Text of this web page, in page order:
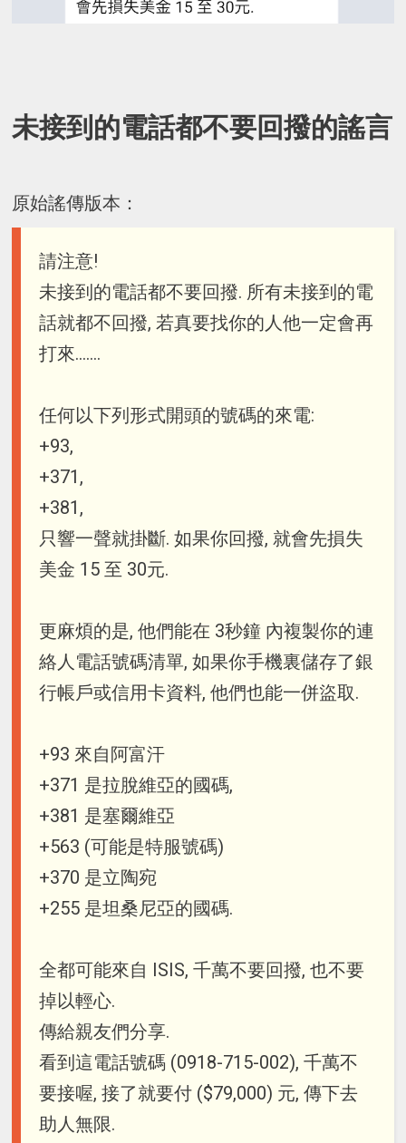
未接到的電話都不要回撥的謠言
原始謠傳版本：
請注意!
未接到的電話都不要回撥. 所有未接到的電
話就都不回撥, 若真要找你的人他一定會再
打來.......
任何以下列形式開頭的號碼的來電:
+93,
+371,
+381,
只響一聲就掛斷. 如果你回撥, 就會先損失
美金 15 至 30元.
更麻煩的是, 他們能在 3秒鐘 內複製你的連
絡人電話號碼清單, 如果你手機裏儲存了銀
行帳戶或信用卡資料, 他們也能一併盜取.
+93 來自阿富汗
+371 是拉脫維亞的國碼,
+381 是塞爾維亞
+563 (可能是特服號碼)
+370 是立陶宛
+255 是坦桑尼亞的國碼.
全都可能來自 ISIS, 千萬不要回撥, 也不要
掉以輕心.
傳給親友們分享.
看到這電話號碼 (0918-715-002), 千萬不
要接喔, 接了就要付 ($79,000) 元, 傳下去
助人無限.